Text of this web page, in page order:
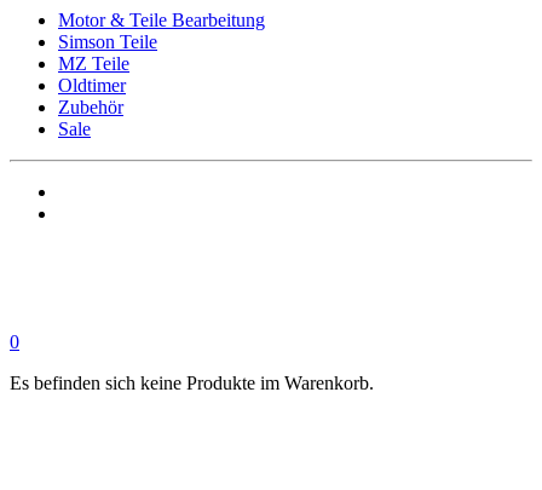
Motor & Teile Bearbeitung
Simson Teile
MZ Teile
Oldtimer
Zubehör
Sale
0
Es befinden sich keine Produkte im Warenkorb.